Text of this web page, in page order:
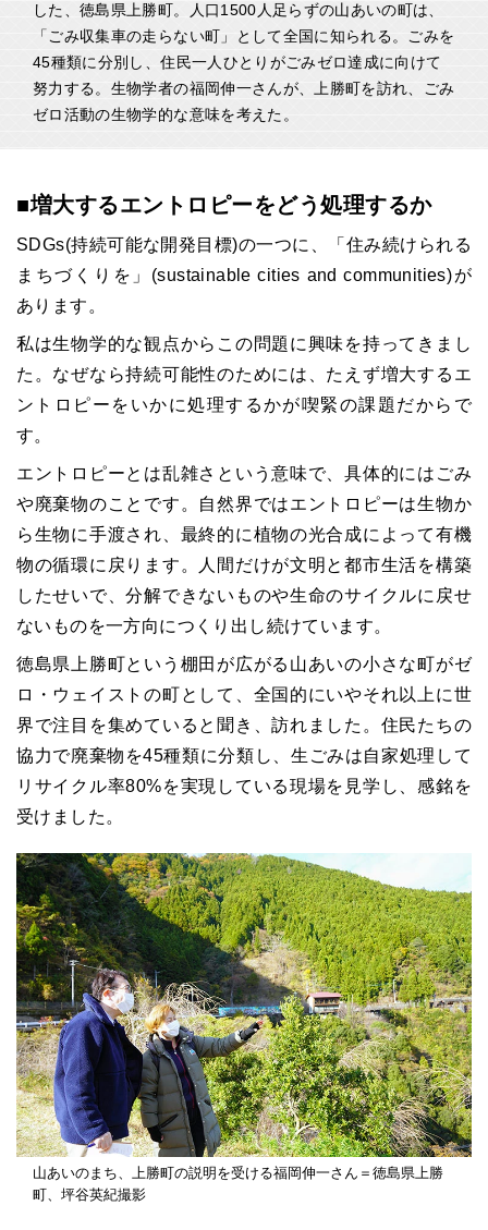
した、徳島県上勝町。人口1500人足らずの山あいの町は、
「ごみ収集車の走らない町」として全国に知られる。ごみを
45種類に分別し、住民一人ひとりがごみゼロ達成に向けて
努力する。生物学者の福岡伸一さんが、上勝町を訪れ、ごみ
ゼロ活動の生物学的な意味を考えた。
■増大するエントロピーをどう処理するか
SDGs(持続可能な開発目標)の一つに、「住み続けられる
まちづくりを」(sustainable cities and communities)が
あります。
私は生物学的な観点からこの問題に興味を持ってきまし
た。なぜなら持続可能性のためには、たえず増大するエ
ントロピーをいかに処理するかが喫緊の課題だからで
す。
エントロピーとは乱雑さという意味で、具体的にはごみ
や廃棄物のことです。自然界ではエントロピーは生物か
ら生物に手渡され、最終的に植物の光合成によって有機
物の循環に戻ります。人間だけが文明と都市生活を構築
したせいで、分解できないものや生命のサイクルに戻せ
ないものを一方向につくり出し続けています。
徳島県上勝町という棚田が広がる山あいの小さな町がゼ
ロ・ウェイストの町として、全国的にいやそれ以上に世
界で注目を集めていると聞き、訪れました。住民たちの
協力で廃棄物を45種類に分類し、生ごみは自家処理して
リサイクル率80%を実現している現場を見学し、感銘を
受けました。
山あいのまち、上勝町の説明を受ける福岡伸一さん＝徳島県上勝
町、坪谷英紀撮影